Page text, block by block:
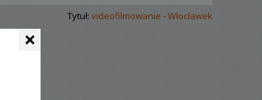
Tytuł: videofilmowanie - Włocławek
×